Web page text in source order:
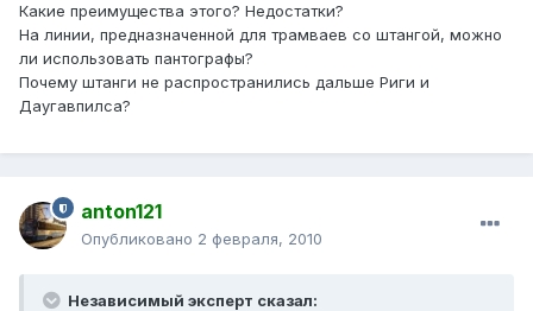
Какие преимущества этого? Недостатки?
На линии, предназначенной для трамваев со штангой, можно
ли использовать пантографы?
Почему штанги не распространились дальше Риги и
Даугавпилса?
anton121
Опубликовано 2 февраля, 2010
Независимый эксперт сказал: